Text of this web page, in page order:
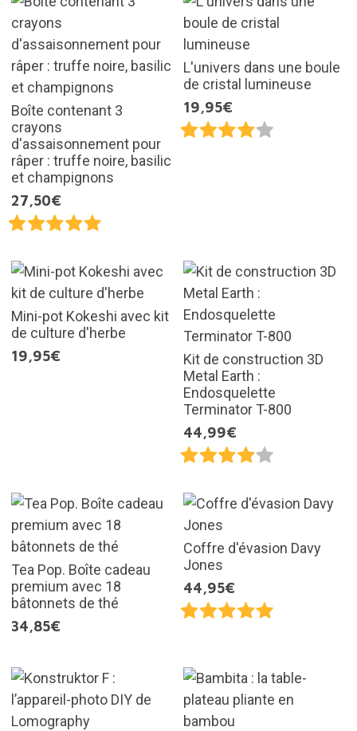
Boîte contenant 3
crayons
d'assaisonnement pour
râper : truffe noire, basilic
et champignons
27,50€
L'univers dans une boule
de cristal lumineuse
19,95€
Mini-pot Kokeshi avec kit
de culture d'herbe
19,95€
Kit de construction 3D
Metal Earth :
Endosquelette
Terminator T-800
44,99€
Tea Pop. Boîte cadeau
premium avec 18
bâtonnets de thé
34,85€
Coffre d'évasion Davy
Jones
44,95€